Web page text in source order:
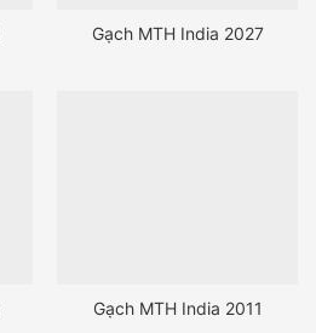
Gạch MTH India 2027
Gạch MTH India 2011